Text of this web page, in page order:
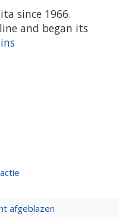
since 1966.
and began its
afgeblazen